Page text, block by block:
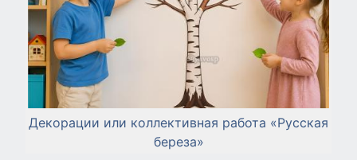
Декорации или коллективная работа «Русская
береза»